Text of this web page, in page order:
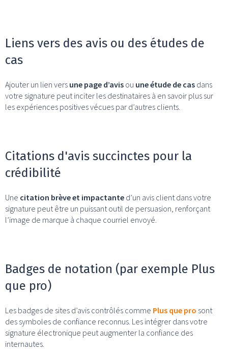
Liens vers des avis ou des études de
cas
Ajouter un lien vers une page d’avis ou une étude de cas dans
votre signature peut inciter les destinataires à en savoir plus sur
les expériences positives vécues par d’autres clients.
Citations d'avis succinctes pour la
crédibilité
Une citation brève et impactante d’un avis client dans votre
signature peut être un puissant outil de persuasion, renforçant
l’image de marque à chaque courriel envoyé.
Badges de notation (par exemple Plus
que pro)
Les badges de sites d’avis contrôlés comme Plus que pro sont
des symboles de confiance reconnus. Les intégrer dans votre
signature électronique peut augmenter la confiance des
internautes.